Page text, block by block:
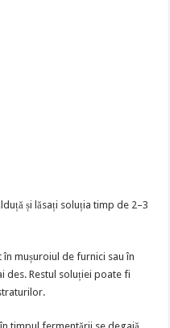
și lăsați soluția timp de 2–3
mușuroiul de furnici sau în
des. Restul soluției poate fi